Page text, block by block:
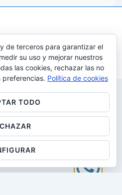
Tema Responsive
las cookies, rechazar las no
preferencias.Política de cookies
TODO